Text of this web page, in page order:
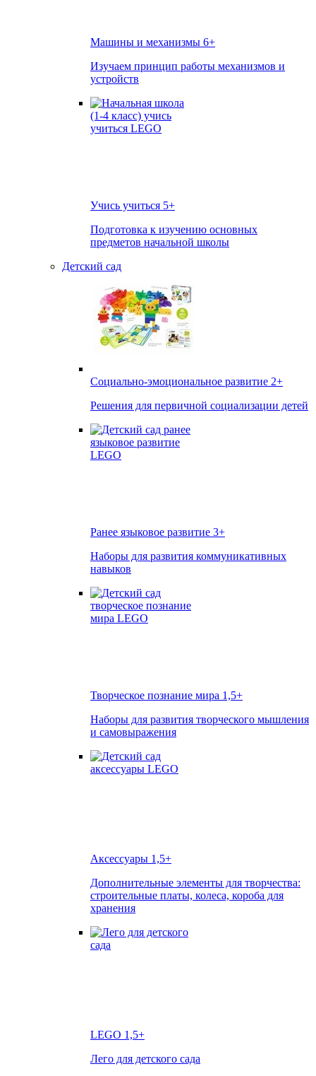
Машины и механизмы 6+
Изучаем принцип работы механизмов и
устройств
Учись учиться 5+
Подготовка к изучению основных
предметов начальной школы
Детский сад
Социально-эмоциональное развитие 2+
Решения для первичной социализации детей
Ранее языковое развитие 3+
Наборы для развития коммуникативных
навыков
Творческое познание мира 1,5+
Наборы для развития творческого мышления
и самовыражения
Аксессуары 1,5+
Дополнительные элементы для творчества:
строительные платы, колеса, короба для
хранения
LEGO 1,5+
Лего для детского сада